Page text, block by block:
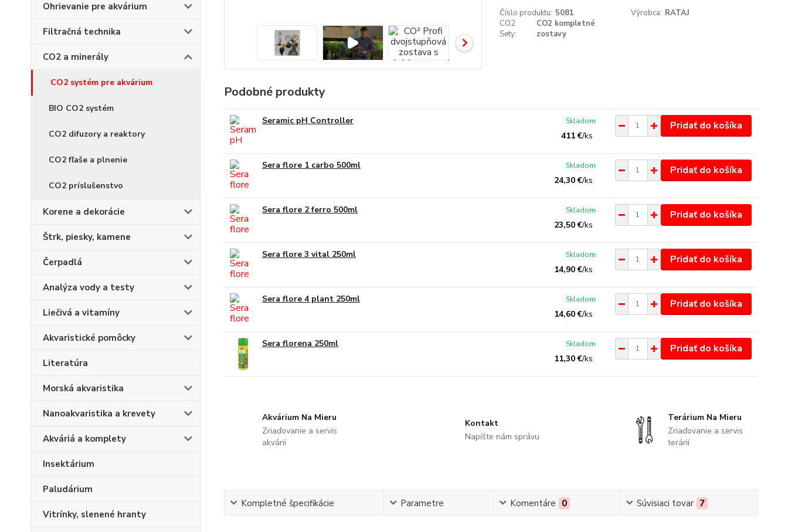
Ohrievanie pre akvárium
Filtračná technika
CO2 a minerály
CO2 systém pre akvárium
BIO CO2 systém
CO2 difuzory a reaktory
CO2 fľaše a plnenie
CO2 príslušenstvo
Korene a dekorácie
Štrk, piesky, kamene
Čerpadlá
Analýza vody a testy
Liečivá a vitamíny
Akvaristické pomôcky
Literatúra
Morská akvaristika
Nanoakvaristika a krevety
Akváriá a komplety
Insektárium
Paludárium
Vitrínky, slenené hranty
Číslo produktu: 5081 Výrobca: RATAJ
CO2
Sety:
CO2 kompletné
zostavy
Podobné produkty
Seramic pH Controller
411 €/ks
Skladom Pridať do košíka
Sera flore 1 carbo 500ml
24,30 €/ks
Skladom Pridať do košíka
Sera flore 2 ferro 500ml
23,50 €/ks
Skladom Pridať do košíka
Sera flore 3 vital 250ml
14,90 €/ks
Skladom Pridať do košíka
Sera flore 4 plant 250ml
14,60 €/ks
Skladom Pridať do košíka
Sera florena 250ml
11,30 €/ks
Skladom Pridať do košíka
Akvárium Na Mieru
Zriaďovanie a servis
akvárií
Kontakt
Napíšte nám správu
Terárium Na Mieru
Zriaďovanie a servis
terárií
Kompletné špecifikácie Parametre Komentáre 0 Súvisiaci tovar 7